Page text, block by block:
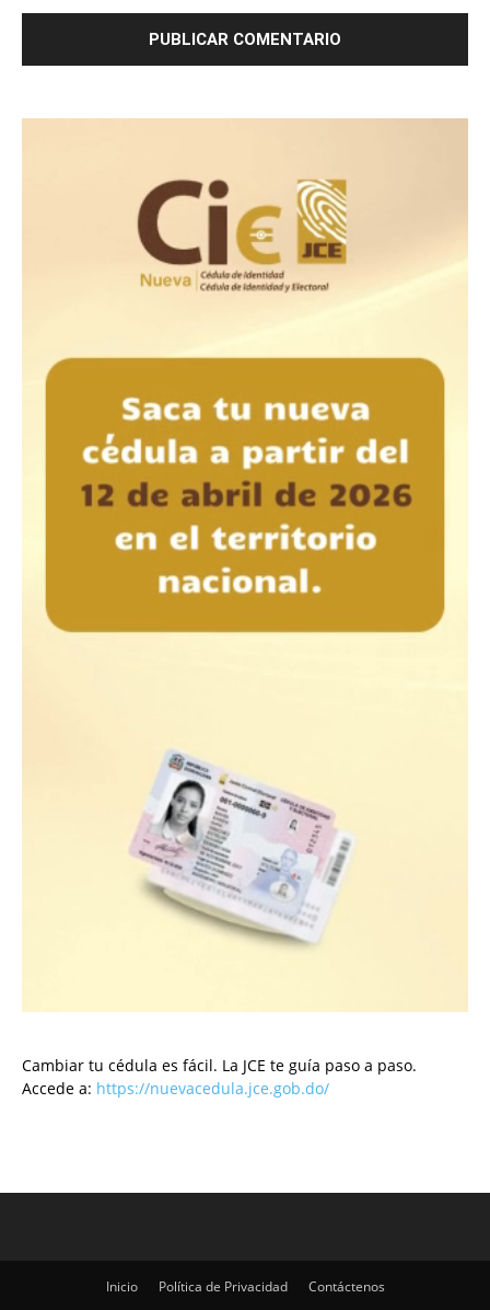
Cambiar tu cédula es fácil. La JCE te guía paso a paso.
Accede a: https://nuevacedula.jce.gob.do/
Inicio Política de Privacidad Contáctenos